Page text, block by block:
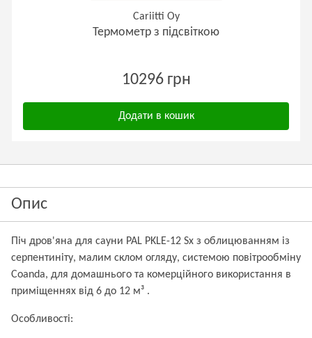
Cariitti Oy
Термометр з підсвіткою
10296 грн
Додати в кошик
Опис
Піч дров'яна для сауни PAL PKLE-12 Sx з облицюванням із
серпентиніту, малим склом огляду, системою повітрообміну
Coanda, для домашнього та комерційного використання в
приміщеннях від 6 до 12 м³ .
Особливості: